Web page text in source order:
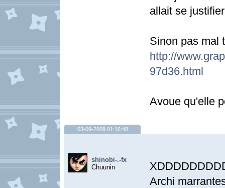
allait se
Sinon pas mal
http://
97d36.html
Avoue qu'elle
03-09-2009 01:16:48
shinobi-.-fx
Chuunin
Archi